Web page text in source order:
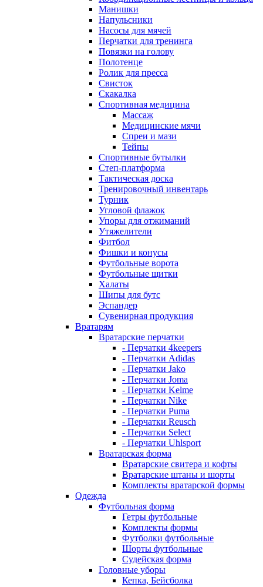
Манишки
Напульсники
Насосы для мячей
Перчатки для тренинга
Повязки на голову
Полотенце
Ролик для пресса
Свисток
Скакалка
Спортивная медицина
Массаж
Медицинские мячи
Спреи и мази
Тейпы
Спортивные бутылки
Степ-платформа
Тактическая доска
Тренировочный инвентарь
Турник
Угловой флажок
Упоры для отжиманий
Утяжелители
Фитбол
Фишки и конусы
Футбольные ворота
Футбольные щитки
Халаты
Шипы для бутс
Эспандер
Сувенирная продукция
Вратарям
Вратарские перчатки
- Перчатки 4keepers
- Перчатки Adidas
- Перчатки Jako
- Перчатки Joma
- Перчатки Kelme
- Перчатки Nike
- Перчатки Puma
- Перчатки Reusch
- Перчатки Select
- Перчатки Uhlsport
Вратарская форма
Вратарские свитера и кофты
Вратарские штаны и шорты
Комплекты вратарской формы
Одежда
Футбольная форма
Гетры футбольные
Комплекты формы
Футболки футбольные
Шорты футбольные
Судейская форма
Головные уборы
Кепка, Бейсболка